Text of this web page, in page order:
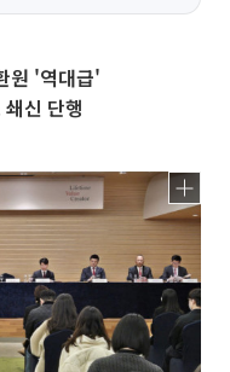
원 '역대급'
신 단행